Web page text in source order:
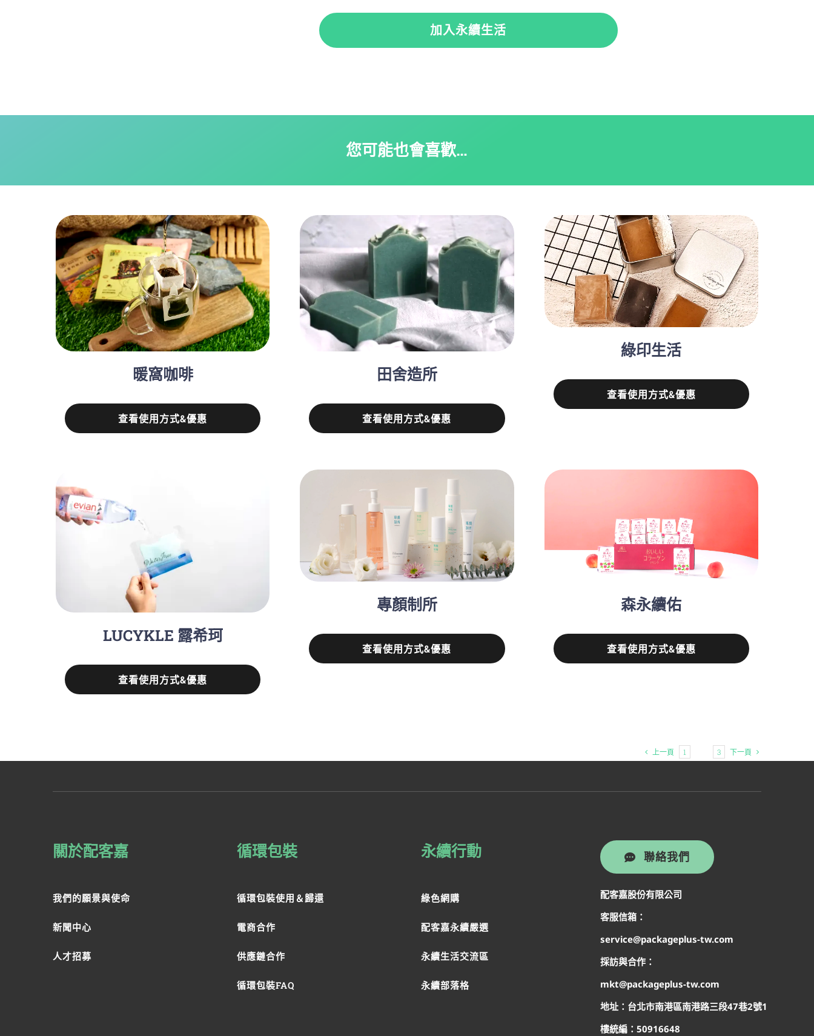
加入永續生活
您可能也會喜歡…
暖窩咖啡
查看使用方式&優惠
田舍造所
查看使用方式&優惠
綠印生活
查看使用方式&優惠
LUCYKLE 露希珂
查看使用方式&優惠
專顏制所
查看使用方式&優惠
森永續佑
查看使用方式&優惠
上一頁 1 3 下一頁
關於配客嘉
我們的願景與使命
新聞中心
人才招募
循環包裝
循環包裝使用＆歸還
電商合作
供應鏈合作
循環包裝FAQ
永續行動
綠色網購
配客嘉永續嚴選
永續生活交流區
永續部落格
聯絡我們
配客嘉股份有限公司
客服信箱：
service@packageplus-tw.com
採訪與合作：
mkt@packageplus-tw.com
地址：台北市南港區南港路三段47巷2號1
樓統編：50916648